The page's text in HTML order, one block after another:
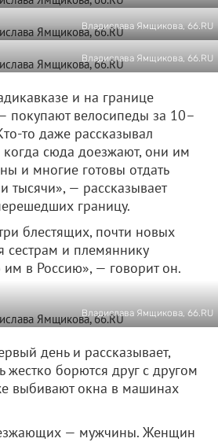
Владислава Ямщикова, 66.RU
Владислава Ямщикова, 66.RU
и на границе
покупают велосипеды за 10–
то даже рассказывал
сюда доезжают, они им
и многие готовы отдать
тысячи», — рассказывает
границу.
блестящих, почти новых
сестрам и племяннику
в Россию», — говорит он.
Владислава Ямщикова, 66.RU
день и рассказывает,
жестко борются друг с другом
выбивают окна в машинах
— мужчины. Женщин